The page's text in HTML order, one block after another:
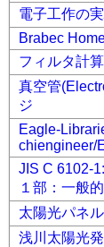
電子工作の
Brabec
フィルタ計
真空管
ジ
Eagle-
chiengineer/
JIS C 6102-
１部：一般
太陽光パネ
浅川太陽光